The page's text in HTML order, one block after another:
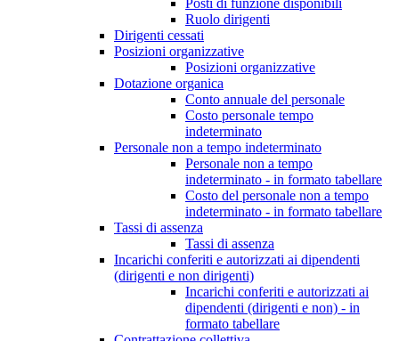
Ruolo dirigenti
Dirigenti cessati
Posizioni organizzative
Posizioni organizzative
Dotazione organica
Conto annuale del personale
Costo personale tempo
indeterminato
Personale non a tempo indeterminato
Personale non a tempo
indeterminato - in formato tabellare
Costo del personale non a tempo
indeterminato - in formato tabellare
Tassi di assenza
Tassi di assenza
Incarichi conferiti e autorizzati ai dipendenti
(dirigenti e non dirigenti)
Incarichi conferiti e autorizzati ai
dipendenti (dirigenti e non) - in
formato tabellare